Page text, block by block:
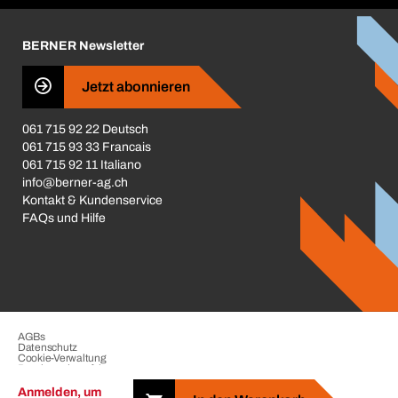
Anmelden, um
Business Conduct
BERNER Newsletter
Jetzt abonnieren
061 715 92 22 Deutsch
061 715 93 33 Francais
061 715 92 11 Italiano
info@berner-ag.ch
Kontakt & Kundenservice
FAQs und Hilfe
AGBs
Datenschutz
Cookie-Verwaltung
Beschwerdeverfahren